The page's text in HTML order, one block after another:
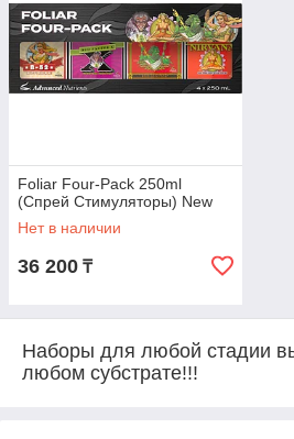
Foliar Four-Pack 250ml
(Спрей Стимуляторы) New
Нет в наличии
36 200 ₸
Наборы для любой стадии
любом субстрате!!!